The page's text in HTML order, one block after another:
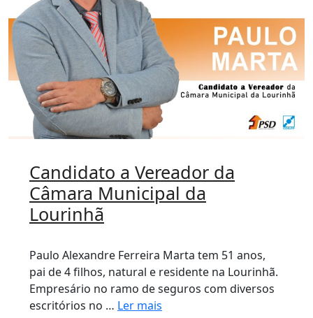
Candidato a Vereador da
Câmara Municipal da
Lourinhã
Paulo Alexandre Ferreira Marta tem 51 anos,
pai de 4 filhos, natural e residente na Lourinhã.
Empresário no ramo de seguros com diversos
escritórios no … Ler mais